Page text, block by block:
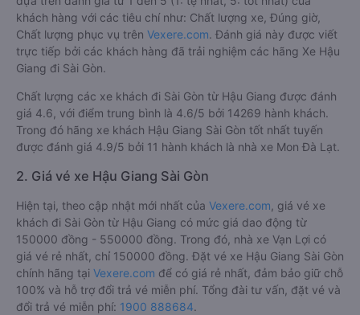
khách hàng với các tiêu chí như: Chất lượng xe, Đúng giờ,
Chất lượng phục vụ trên Vexere.com. Đánh giá này được viết
trực tiếp bởi các khách hàng đã trải nghiệm các hãng Xe Hậu
Giang đi Sài Gòn.
Chất lượng các xe khách đi Sài Gòn từ Hậu Giang được đánh
giá 4.6, với điểm trung bình là 4.6/5 bởi 14269 hành khách.
Trong đó hãng xe khách Hậu Giang Sài Gòn tốt nhất tuyến
được đánh giá 4.9/5 bởi 11 hành khách là nhà xe Mon Đà Lạt.
2. Giá vé xe Hậu Giang Sài Gòn
Hiện tại, theo cập nhật mới nhất của Vexere.com , giá vé xe
khách đi Sài Gòn từ Hậu Giang có mức giá dao động từ
150000 đồng - 550000 đồng. Trong đó, nhà xe Vạn Lợi có
giá vé rẻ nhất, chỉ 150000 đồng. Đặt vé xe Hậu Giang Sài Gòn
chính hãng tại Vexere.com để có giá rẻ nhất, đảm bảo giữ chỗ
100% và hỗ trợ đổi trả vé miễn phí. Tổng đài tư vấn, đặt vé và
đổi trả vé miễn phí: 1900 888684.